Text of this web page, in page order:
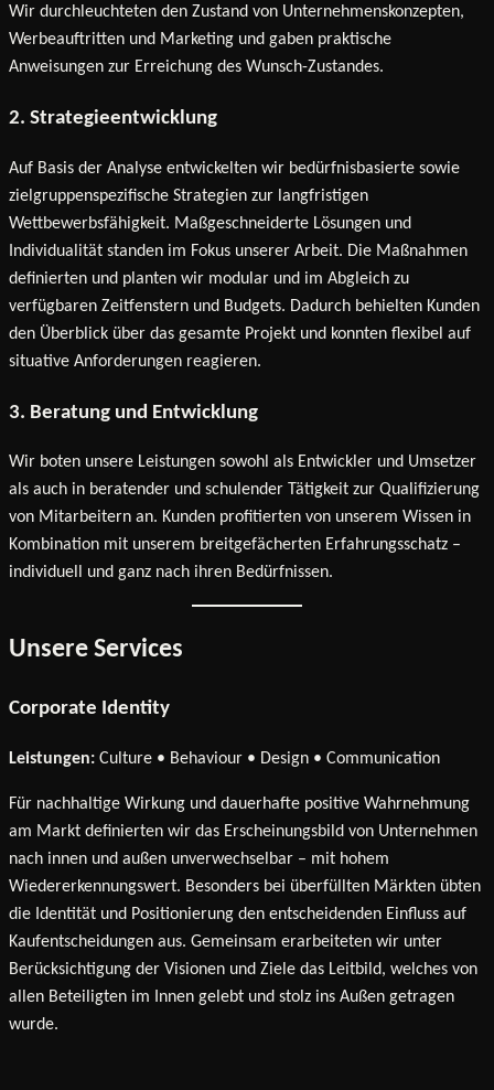
Wir durchleuchteten den Zustand von Unternehmenskonzepten,
Werbeauftritten und Marketing und gaben praktische
Anweisungen zur Erreichung des Wunsch-Zustandes.
2. Strategieentwicklung
Auf Basis der Analyse entwickelten wir bedürfnisbasierte sowie
zielgruppenspezifische Strategien zur langfristigen
Wettbewerbsfähigkeit. Maßgeschneiderte Lösungen und
Individualität standen im Fokus unserer Arbeit. Die Maßnahmen
definierten und planten wir modular und im Abgleich zu
verfügbaren Zeitfenstern und Budgets. Dadurch behielten Kunden
den Überblick über das gesamte Projekt und konnten flexibel auf
situative Anforderungen reagieren.
3. Beratung und Entwicklung
Wir boten unsere Leistungen sowohl als Entwickler und Umsetzer
als auch in beratender und schulender Tätigkeit zur Qualifizierung
von Mitarbeitern an. Kunden profitierten von unserem Wissen in
Kombination mit unserem breitgefächerten Erfahrungsschatz –
individuell und ganz nach ihren Bedürfnissen.
Unsere Services
Corporate Identity
Leistungen: Culture • Behaviour • Design • Communication
Für nachhaltige Wirkung und dauerhafte positive Wahrnehmung
am Markt definierten wir das Erscheinungsbild von Unternehmen
nach innen und außen unverwechselbar – mit hohem
Wiedererkennungswert. Besonders bei überfüllten Märkten übten
die Identität und Positionierung den entscheidenden Einfluss auf
Kaufentscheidungen aus. Gemeinsam erarbeiteten wir unter
Berücksichtigung der Visionen und Ziele das Leitbild, welches von
allen Beteiligten im Innen gelebt und stolz ins Außen getragen
wurde.